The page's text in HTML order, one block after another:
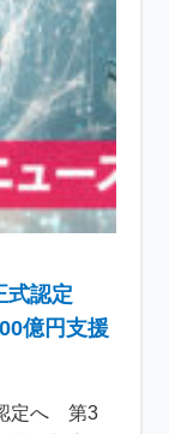
式認定
億円支援
定へ 第3